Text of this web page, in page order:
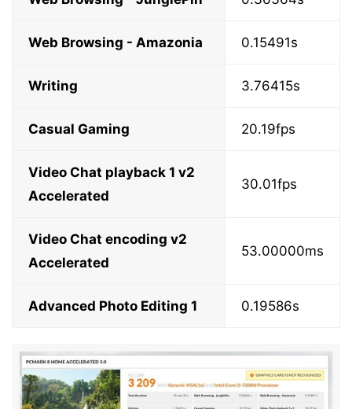
Web Browsing - Amazonia 0.15491s
Writing 3.76415s
Casual Gaming 20.19fps
Video Chat playback 1 v2
Accelerated
30.01fps
Video Chat encoding v2
Accelerated
53.00000ms
Advanced Photo Editing 1 0.19586s